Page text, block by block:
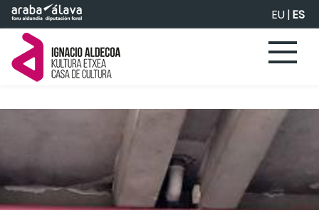
Saltar al contenido principal EU|ES